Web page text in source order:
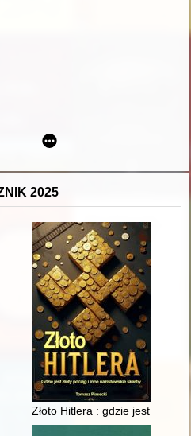
w sprawie konfliktu o Węgry
2025
: Kazimierz Sośnicki w
Złoto Hitlera : gdzie jest złoty